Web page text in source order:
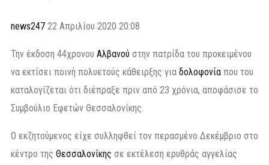
news247 22 Απριλίου 2020 20:08
Την έκδοση 44χρονου Αλβανού στην πατρίδα του προκειμένου
να εκτίσει ποινή πολυετούς κάθειρξης για δολοφονία που του
καταλογίζεται ότι διέπραξε πριν από 23 χρόνια, αποφάσισε το
Συμβούλιο Εφετών Θεσσαλονίκης.
Ο εκζητούμενος είχε συλληφθεί τον περασμένο Δεκέμβριο στο
κέντρο της Θεσσαλονίκης σε εκτέλεση ερυθράς αγγελίας